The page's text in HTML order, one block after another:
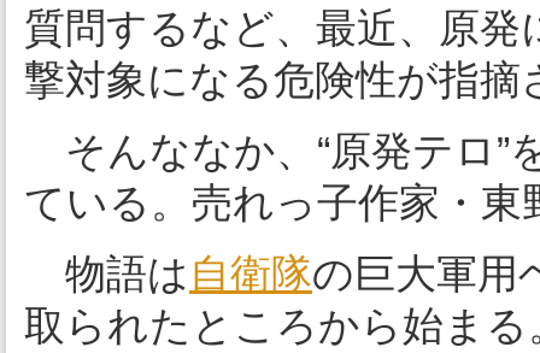
質問するなど、最近、原発
撃対象になる危険性が指
そんななか、“原発テロ”
ている。売れっ子作家・
物語は 自衛隊の巨大軍用
取られたところから始ま